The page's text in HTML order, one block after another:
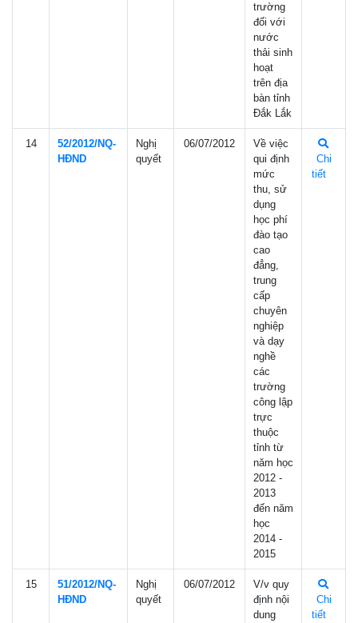
trường
đối với
nước
thải sinh
hoạt
trên địa
bàn tỉnh
Đắk Lắk
14
52/2012/NQ-
HÐND
Nghị
quyết
06/07/2012
Về việc
qui định
mức
thu, sử
dụng
học phí
đào tạo
cao
đẳng,
trung
cấp
chuyên
nghiệp
và dạy
nghề
các
trường
công lập
trực
thuộc
tỉnh từ
năm học
2012 -
2013
đến năm
học
2014 -
2015
Chi
tiết
15
51/2012/NQ-
HÐND
Nghị
quyết
06/07/2012
V/v quy
định nội
dung
Chi
tiết